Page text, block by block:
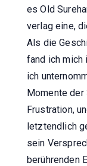
es Old
verlag eine,
Als die
fand ich mich
ich
Momente der
Frustration,
letztendlich
sein
berührenden